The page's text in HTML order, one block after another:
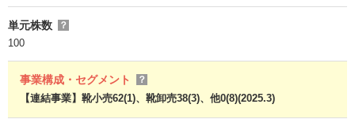
単元株数 ？
100
事業構成・セグメント ？
【連結事業】靴小売62(1)、靴卸売38(3)、他0(8)(2025.3)